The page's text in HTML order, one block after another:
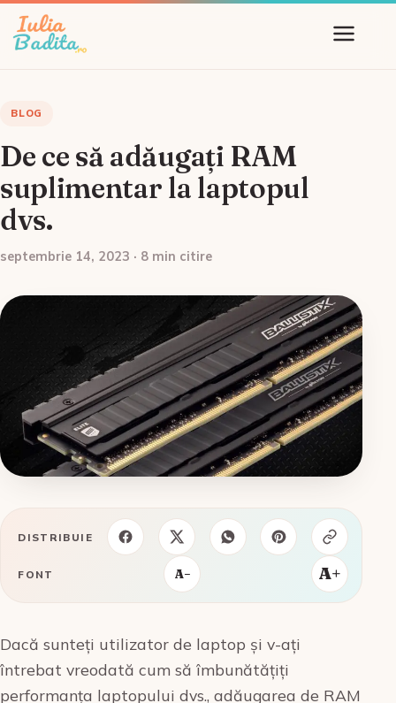
BLOG
De ce să adăugați RAM
suplimentar la laptopul
dvs.
septembrie 14, 2023 · 8 min citire
DISTRIBUIE
FONT A− A+
‍Dacă sunteți utilizator de laptop și v-ați
întrebat vreodată cum să îmbunătățiți
performanța laptopului dvs., adăugarea de RAM